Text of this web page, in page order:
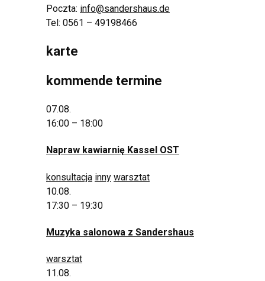
Poczta: info@sandershaus.de
Tel: 0561 – 49198466
karte
kommende termine
07.08.
16:00 – 18:00
Napraw kawiarnię Kassel OST
konsultacja inny warsztat
10.08.
17:30 – 19:30
Muzyka salonowa z Sandershaus
warsztat
11.08.